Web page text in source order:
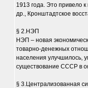
1913 года. Это привело
др., Кронштадтское
§ 2.НЭП
НЭП – новая
товарно-денежных
населения улучшилось,
существование СССР в
§ 3.Централизованная